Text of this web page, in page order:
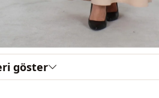
göster